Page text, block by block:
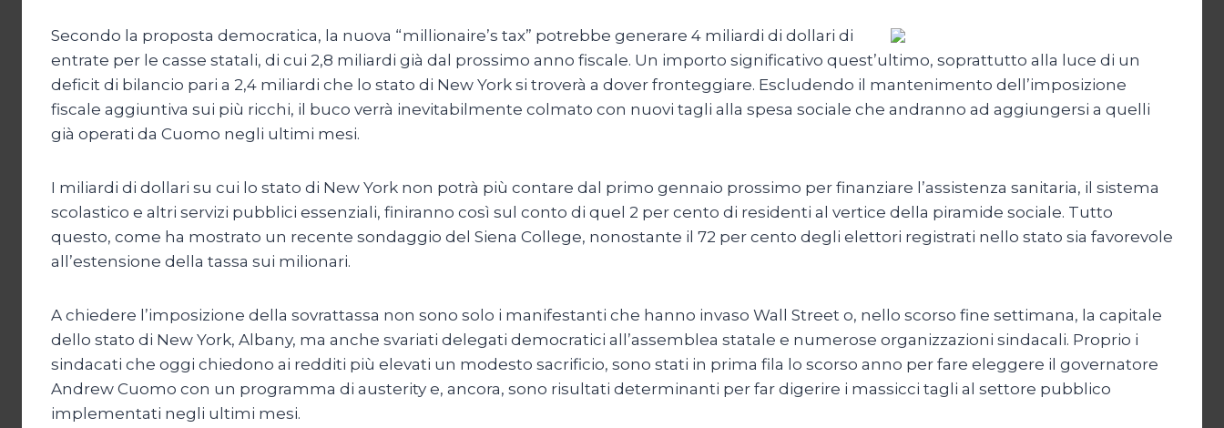
Secondo la proposta democratica, la nuova “millionaire’s tax” potrebbe generare 4 miliardi di dollari di
entrate per le casse statali, di cui 2,8 miliardi già dal prossimo anno fiscale. Un importo significativo quest’ultimo, soprattutto alla luce di un
deficit di bilancio pari a 2,4 miliardi che lo stato di New York si troverà a dover fronteggiare. Escludendo il mantenimento dell’imposizione
fiscale aggiuntiva sui più ricchi, il buco verrà inevitabilmente colmato con nuovi tagli alla spesa sociale che andranno ad aggiungersi a quelli
già operati da Cuomo negli ultimi mesi.
I miliardi di dollari su cui lo stato di New York non potrà più contare dal primo gennaio prossimo per finanziare l’assistenza sanitaria, il sistema
scolastico e altri servizi pubblici essenziali, finiranno così sul conto di quel 2 per cento di residenti al vertice della piramide sociale. Tutto
questo, come ha mostrato un recente sondaggio del Siena College, nonostante il 72 per cento degli elettori registrati nello stato sia favorevole
all’estensione della tassa sui milionari.
A chiedere l’imposizione della sovrattassa non sono solo i manifestanti che hanno invaso Wall Street o, nello scorso fine settimana, la capitale
dello stato di New York, Albany, ma anche svariati delegati democratici all’assemblea statale e numerose organizzazioni sindacali. Proprio i
sindacati che oggi chiedono ai redditi più elevati un modesto sacrificio, sono stati in prima fila lo scorso anno per fare eleggere il governatore
Andrew Cuomo con un programma di austerity e, ancora, sono risultati determinanti per far digerire i massicci tagli al settore pubblico
implementati negli ultimi mesi.